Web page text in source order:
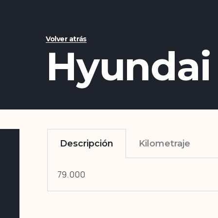
Volver atrás
Hyundai
Descripción Kilometraje
79.000